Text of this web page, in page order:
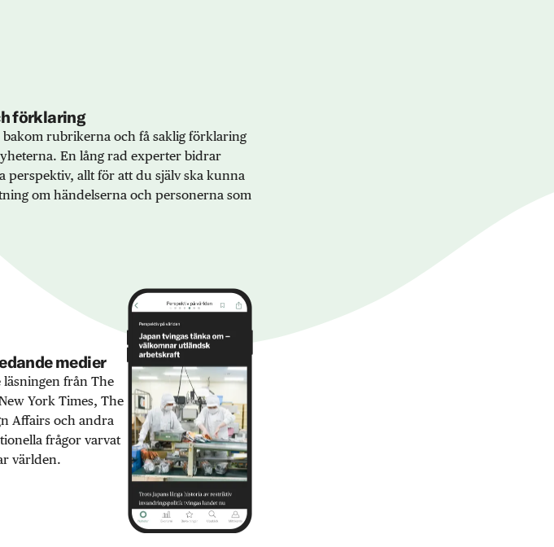
förklaring
bakom rubrikerna och få saklig förklaring
En lång rad experter bidrar
perspektiv, allt för att du själv ska kunna
om händelserna och personerna som
medier
från The
York Times, The
Affairs och andra
frågor varvat
världen.